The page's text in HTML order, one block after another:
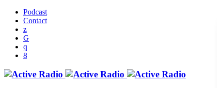
Podcast
Contact